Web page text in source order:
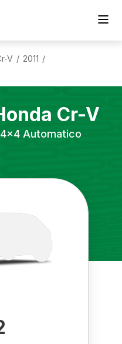
V / 2011 /
Cr-V
4x4 Automatico